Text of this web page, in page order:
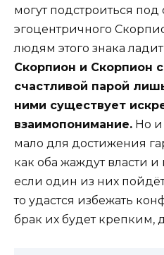
могут подстроиться под
эгоцентричного
людям этого знака
Скорпион и Скорпион
счастливой парой
ними существует
взаимопонимание. Но и
мало для достижения
как оба жаждут власти и
если один из них
то удастся избежать
брак их будет крепким,